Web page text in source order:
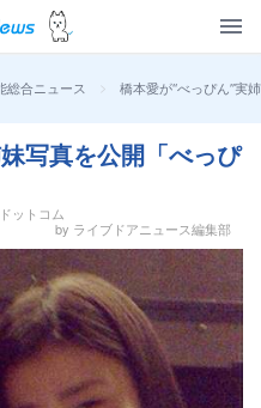
総合ニュース > 橋本愛が“べっぴん”実
写真を公開「べっぴ
ットコム
by ライブドアニュース編集部